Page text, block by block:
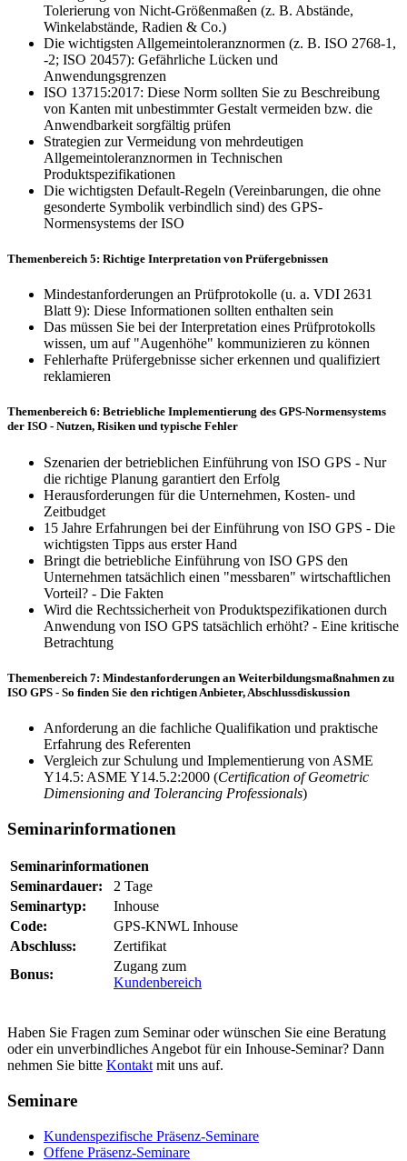
Tolerierung von Nicht-Größenmaßen (z. B. Abstände,
Winkelabstände, Radien & Co.)
Die wichtigsten Allgemeintoleranznormen (z. B. ISO 2768-1,
-2; ISO 20457): Gefährliche Lücken und
Anwendungsgrenzen
ISO 13715:2017: Diese Norm sollten Sie zu Beschreibung
von Kanten mit unbestimmter Gestalt vermeiden bzw. die
Anwendbarkeit sorgfältig prüfen
Strategien zur Vermeidung von mehrdeutigen
Allgemeintoleranznormen in Technischen
Produktspezifikationen
Die wichtigsten Default-Regeln (Vereinbarungen, die ohne
gesonderte Symbolik verbindlich sind) des GPS-
Normensystems der ISO
Themenbereich 5: Richtige Interpretation von Prüfergebnissen
Mindestanforderungen an Prüfprotokolle (u. a. VDI 2631
Blatt 9): Diese Informationen sollten enthalten sein
Das müssen Sie bei der Interpretation eines Prüfprotokolls
wissen, um auf "Augenhöhe" kommunizieren zu können
Fehlerhafte Prüfergebnisse sicher erkennen und qualifiziert
reklamieren
Themenbereich 6: Betriebliche Implementierung des GPS-Normensystems
der ISO - Nutzen, Risiken und typische Fehler
Szenarien der betrieblichen Einführung von ISO GPS - Nur
die richtige Planung garantiert den Erfolg
Herausforderungen für die Unternehmen, Kosten- und
Zeitbudget
15 Jahre Erfahrungen bei der Einführung von ISO GPS - Die
wichtigsten Tipps aus erster Hand
Bringt die betriebliche Einführung von ISO GPS den
Unternehmen tatsächlich einen "messbaren" wirtschaftlichen
Vorteil? - Die Fakten
Wird die Rechtssicherheit von Produktspezifikationen durch
Anwendung von ISO GPS tatsächlich erhöht? - Eine kritische
Betrachtung
Themenbereich 7: Mindestanforderungen an Weiterbildungsmaßnahmen zu
ISO GPS - So finden Sie den richtigen Anbieter, Abschlussdiskussion
Anforderung an die fachliche Qualifikation und praktische
Erfahrung des Referenten
Vergleich zur Schulung und Implementierung von ASME
Y14.5: ASME Y14.5.2:2000 (Certification of Geometric
Dimensioning and Tolerancing Professio­nals)
Seminarinformationen
Seminarinformationen
Seminardauer:
2 Tage
Seminartyp:
Inhouse
Code:
GPS-KNWL Inhouse
Abschluss:
Zertifikat
Bonus:
Zugang zum
Kundenbereich
Haben Sie Fragen zum Seminar oder wünschen Sie eine Beratung
oder ein unverbindliches Angebot für ein Inhouse-Seminar? Dann
nehmen Sie bitte Kontakt mit uns auf.
Seminare
Kundenspezifische Präsenz-Seminare
Offene Präsenz-Seminare